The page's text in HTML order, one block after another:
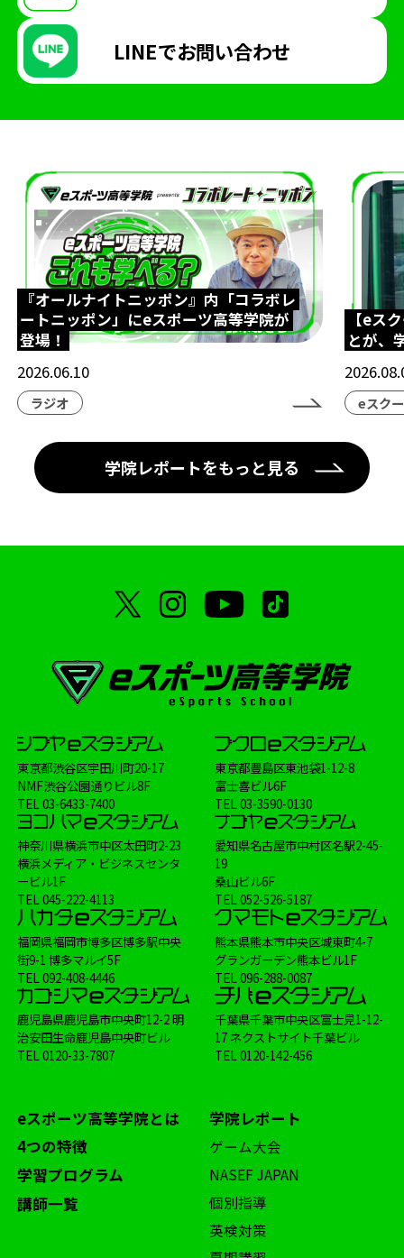
LINEでお問い合わせ
『オールナイトニッポン』内「コラボレ
ートニッポン」にeスポーツ高等学院が
登場！
2026.06.10
ラジオ
【eス
とが、
eスク
学院レポートをもっと見る
東京都渋谷区宇田川町20-17
NMF渋谷公園通りビル8F
TEL03-6433-7400
東京都豊島区東池袋1-12-8
富士喜ビル6F
TEL03-3590-0130
神奈川県横浜市中区太田町2-23
横浜メディア・ビジネスセンタ
ービル1F
TEL045-222-4113
愛知県名古屋市中村区名駅2-45-
19
桑山ビル6F
TEL052-526-5187
福岡県福岡市博多区博多駅中央
街9-1 博多マルイ5F
TEL092-408-4446
熊本県熊本市中央区城東町4-7
グランガーデン熊本ビル1F
TEL096-288-0087
鹿児島県鹿児島市中央町12-2 明
治安田生命鹿児島中央町ビル
TEL0120-33-7807
千葉県千葉市中央区富士見1-12-
17 ネクストサイト千葉ビル
TEL0120-142-456
eスポーツ高等学院とは
4つの特徴
学習プログラム
講師一覧
学院レポート
ゲーム大会
NASEF JAPAN
個別指導
英検対策